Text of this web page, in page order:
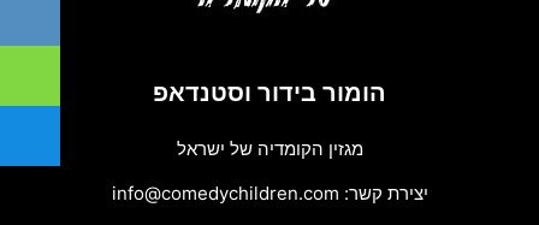
הומור בידור וסטנדאפ
מגזין הקומדיה של ישראל
יצירת קשר: info@comedychildren.com